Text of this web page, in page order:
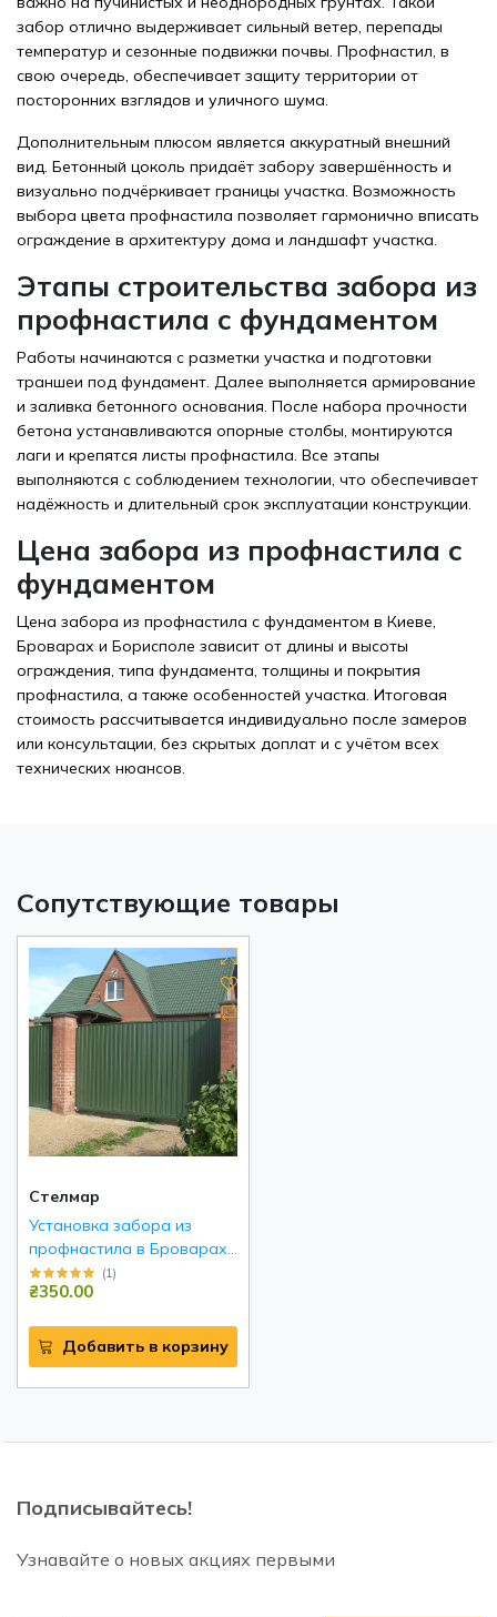
забор отлично выдерживает сильный ветер, перепады
температур и сезонные подвижки почвы. Профнастил, в
свою очередь, обеспечивает защиту территории от
посторонних взглядов и уличного шума.
Дополнительным плюсом является аккуратный внешний
вид. Бетонный цоколь придаёт забору завершённость и
визуально подчёркивает границы участка. Возможность
выбора цвета профнастила позволяет гармонично вписать
ограждение в архитектуру дома и ландшафт участка.
Этапы строительства забора из
профнастила с фундаментом
Работы начинаются с разметки участка и подготовки
траншеи под фундамент. Далее выполняется армирование
и заливка бетонного основания. После набора прочности
бетона устанавливаются опорные столбы, монтируются
лаги и крепятся листы профнастила. Все этапы
выполняются с соблюдением технологии, что обеспечивает
надёжность и длительный срок эксплуатации конструкции.
Цена забора из профнастила с
фундаментом
Цена забора из профнастила с фундаментом в Киеве,
Броварах и Борисполе зависит от длины и высоты
ограждения, типа фундамента, толщины и покрытия
профнастила, а также особенностей участка. Итоговая
стоимость рассчитывается индивидуально после замеров
или консультации, без скрытых доплат и с учётом всех
технических нюансов.
Сопутствующие товары
Стелмар
Установка забора из
профнастила в Броварах
и районе (1)
₴350.00
Добавить в корзину
Подписывайтесь!
Узнавайте о новых акциях первыми